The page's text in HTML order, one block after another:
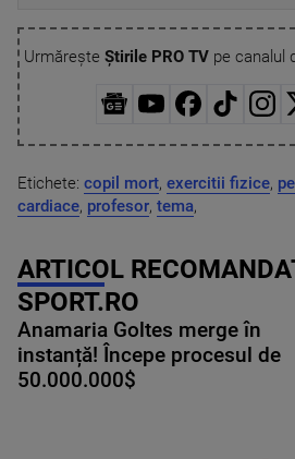
Urmărește Știrile PRO TVpe canalul
Etichete: copil mort, exercitii fizice,
cardiace, profesor, tema,
ARTICOL
SPORT.RO
Anamaria Goltes merge în
instanță! Începe procesul de
50.000.000$